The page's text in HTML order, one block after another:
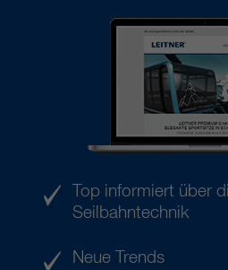
Top informiert über
Seilbahntechnik
Neue Trends